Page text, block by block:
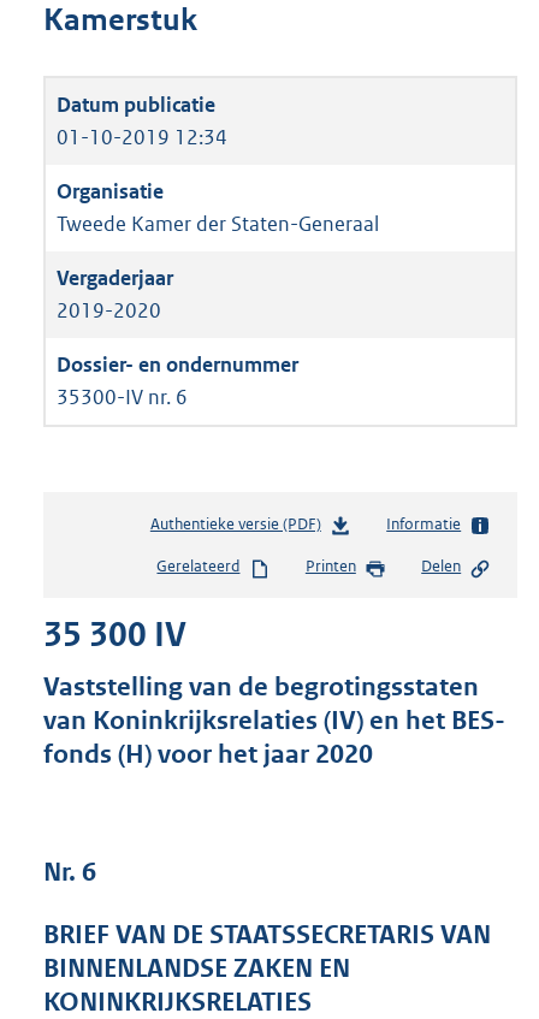
Kamerstuk
01-10-2019 12:34
Tweede Kamer der Staten-Generaal
2019-2020
35300-IV nr. 6
Authentieke versie (PDF)b
s
s
g
r
7
K
Informatie
Gerelateerd Printen Delen
35 300 IV
Vaststelling van de begrotingsstaten
van Koninkrijksrelaties (IV) en het BES-
fonds (H) voor het jaar 2020
Nr. 6
BRIEF VAN DE STAATSSECRETARIS VAN
BINNENLANDSE ZAKEN EN
KONINKRIJKSRELATIES